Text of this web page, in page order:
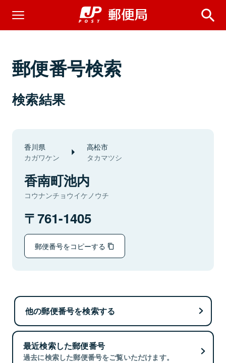
郵便番号検索
検索結果
香川県
カガワケン
高松市
タカマツシ
香南町池内
コウナンチョウイケノウチ
761-1405
郵便番号をコピーする
他の郵便番号を検索する
最近検索した郵便番号
過去に検索した郵便番号をご覧いただけます。